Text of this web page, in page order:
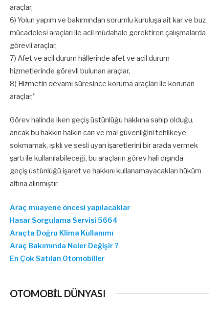
araçlar,
6) Yolun yapım ve bakımından sorumlu kuruluşa ait kar ve buz
mücadelesi araçları ile acil müdahale gerektiren çalışmalarda
görevli araçlar,
7) Afet ve acil durum hâllerinde afet ve acil durum
hizmetlerinde görevli bulunan araçlar,
8) Hizmetin devamı süresince koruma araçları ile korunan
araçlar,”
Görev halinde iken geçiş üstünlüğü hakkına sahip olduğu,
ancak bu hakkın halkın can ve mal güvenliğini tehlikeye
sokmamak, ışıklı ve sesli uyarı işaretlerini bir arada vermek
şartı ile kullanılabileceği, bu araçların görev hali dışında
geçiş üstünlüğü işaret ve hakkını kullanamayacakları hüküm
altına alınmıştır.
Araç muayene öncesi yapılacaklar
Hasar Sorgulama Servisi 5664
Araçta Doğru Klima Kullanımı
Araç Bakımında Neler Değişir ?
En Çok Satılan Otomobiller
OTOMOBİL DÜNYASI